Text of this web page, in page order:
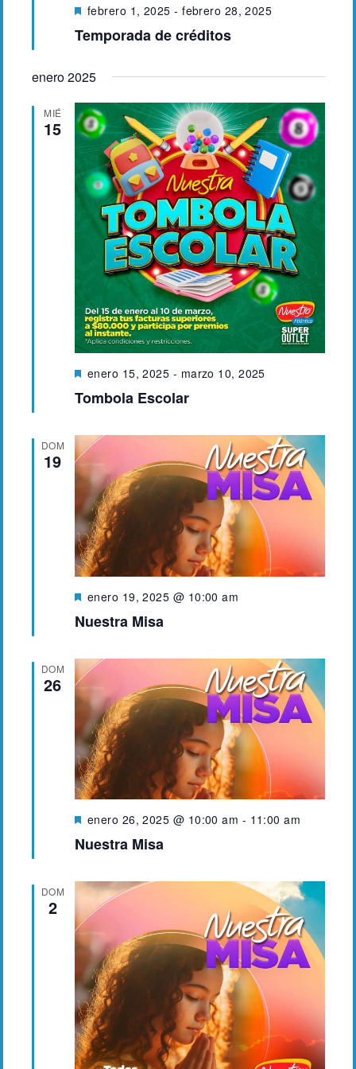
u
d
a
y
v
i
s
t
a
s
d
e
E
t
o
s
t
o
Temporada de créditos
D
s
a
c
a
d
o
febrero 1, 2025 -febrero 28, 2025
enero 2025
MIÉ
15
Tombola Escolar
D
s
a
c
a
d
enero 15, 2025 - marzo 10, 2025
DOM
19
Nuestra Misa
D
s
a
c
a
d
enero 19, 2025 @ 10:00 am
DOM
26
Nuestra Misa
D
s
a
c
a
d
o
enero 26, 2025 @ 10:00 am - 11:00 am
DOM
2